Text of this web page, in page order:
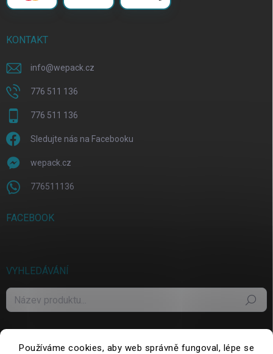
Používáme cookies, aby web správně fungoval, lépe se
KONTAKT
info@wepack.cz
776 511 136
776 511 136
Sledujte nás na Facebooku
wepack.cz
776511136
FACEBOOK
VYHLEDÁVÁNÍ
Hledat